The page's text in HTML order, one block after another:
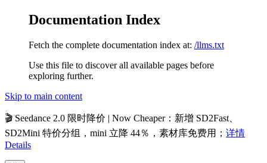
Documentation Index
Fetch the complete documentation index at: /llms.txt
Use this file to discover all available pages before
exploring further.
Skip to main content
🎬 Seedance 2.0 限时降价 | Now Cheaper：新增 SD2Fast、
SD2Mini 特价分组，mini 立降 44％，素材库免费用； 详情
Details